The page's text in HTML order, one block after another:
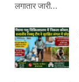
लगातार जारी…